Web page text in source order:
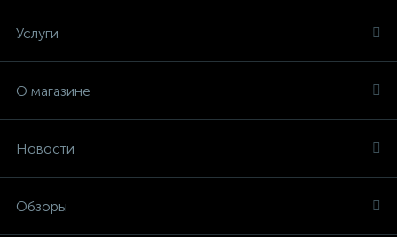
Услуги
О магазине
Новости
Обзоры